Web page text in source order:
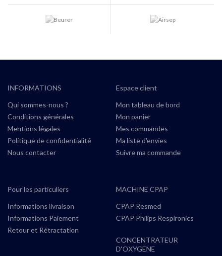
INFORMATIONS
Qui sommes-nous ?
Conditions générales
Mentions légales
Politique de confidentialité
Nous contacter
Espace client
Mon tableau de bord
Mon panier
Mes commandes
Ma liste d'envies
Suivre ma commande
Pour les particuliers
Informations livraison
Informations Paiement
Retour et Rétractation
MACHINE CPAP
CPAP Resmed
CPAP Philips Respironics
CONCENTRATEUR
D'OXYGENE